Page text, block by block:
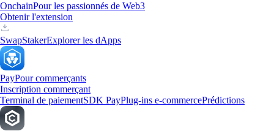
OnchainPour les passionnés de Web3
Obtenir l'extension
SwapStakerExplorer les dApps
PayPour commerçants
Inscription commerçant
Terminal de paiementSDK PayPlug-ins e-commercePrédictions